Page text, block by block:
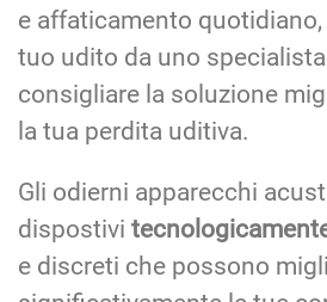
e affaticamento quotidiano,
tuo udito da uno
consigliare la soluzione
la tua perdita uditiva.
Gli odierni apparecchi
dispostivi
e discreti che possono